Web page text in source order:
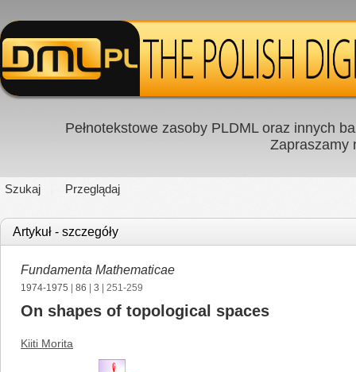
Pełnotekstowe zasoby PLDML oraz innych
Zapraszamy
Szukaj Przeglądaj
Artykuł - szczegóły
Fundamenta Mathematicae
1974-1975 86 3 | 251-259
On shapes of topological spaces
Kiiti Morita